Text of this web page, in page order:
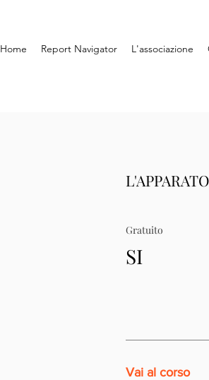
Home Report Navigator L'associazione
Gratuito
SI
Vai al corso